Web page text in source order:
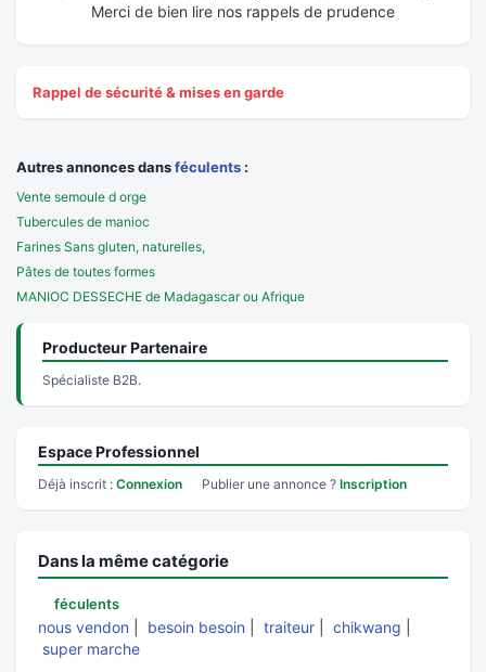
Merci de bien lire nos rappels de prudence
Rappel de sécurité & mises en garde
Autres annonces dansféculents :
Vente semoule d orge
Tubercules de manioc
Farines Sans gluten, naturelles,
Pâtes de toutes formes
MANIOC DESSECHE de Madagascar ou Afrique
Producteur Partenaire
Spécialiste B2B.
Espace Professionnel
Déjà inscrit : Connexion Publier une annonce ? Inscription
Dans la même catégorie
féculents
nous vendon besoin besoin traiteur chikwang
super marche